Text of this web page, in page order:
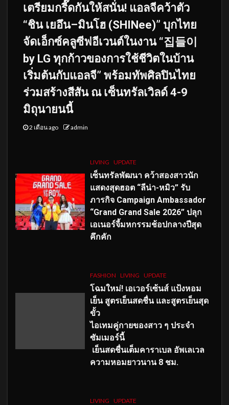
เตรียมกรี๊ดกันให้สนั่น! แอลจีคว้าตัว
“ชิน เยอึน–มินโฮ (SHINee)” บุกไทย
จัดเอ็กซ์คลูซีฟอีเวนต์ในงาน “집들이
by LG ทุกก้าวของการใช้ชีวิตในบ้าน
เริ่มต้นกับแอลจี” พร้อมทัพศิลปินไทย
ร่วมสร้างสีสัน ณ เซ็นทรัลเวิลด์ 4-9
มิถุนายนนี้
2 เดือน ago admin
LIVING UPDATE
เซ็นทรัลพัฒนา คว้าสองสาวนัก
แสดงสุดฮอต “ลีน่า-หมิว” รับ
ภารกิจ Campaign Ambassador
“Grand Grand Sale 2026” ปลุก
เอเนอร์จี้มหกรรมช้อปกลางปีสุด
คึกคัก
FASHION LIVING UPDATE
โฉมใหม่! เอเวอร์เซ้นส์ แป้งหอม
เย็น สูตรเย็นสดชื่น และสูตรเย็นสุด
ขั้ว
ไอเทมคู่กายของสาว ๆ ประจำ
ซัมเมอร์นี้
เย็นสดชื่นเต็มคาราเบล อัพเลเวล
ความหอมยาวนาน 8 ชม.
LIVING UPDATE